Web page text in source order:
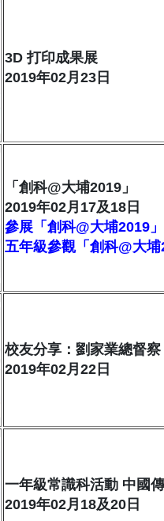
3D 打印成果展
2019年02月23日
「創科@大埔2019」
2019年02月17及18日
參展「創科@大埔2019」
五年級參觀「創科@大
校友分享：劉家業總督察
2019年02月22日
一年級常識科活動 中國
2019年02月18及20日